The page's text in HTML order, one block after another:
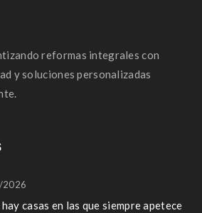
reformas integrales con
y soluciones personalizadas
casas en las que siempre apetece